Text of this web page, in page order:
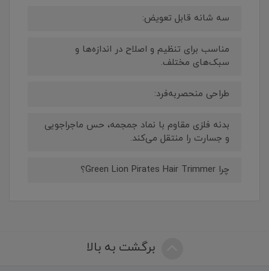
سه شانه قابل تعویض:
مناسب برای تنظیم و اصلاح در اندازه‌ها و
سبک‌های مختلف.
طراحی منحصربه‌فرد:
بدنه فلزی مقاوم با نماد جمجمه، حس ماجراجویی
و جسارت را منتقل می‌کند.
چرا Green Lion Pirates Hair Trimmer؟
برگشت به بالا